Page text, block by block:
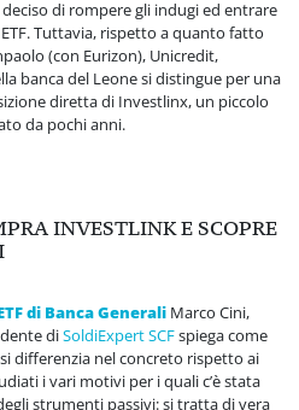
di rompere gli indugi ed entrare
Tuttavia, rispetto a quanto fatto
(con Eurizon), Unicredit,
banca del Leone si distingue per una
diretta di Investlinx, un piccolo
da pochi anni.
INVESTLINK E SCOPRE
di Banca Generali Marco Cini,
diSoldiExpert SCFspiega come
differenzia nel concreto rispetto ai
i vari motivi per i quali c’è stata
strumenti passivi: si tratta di vera